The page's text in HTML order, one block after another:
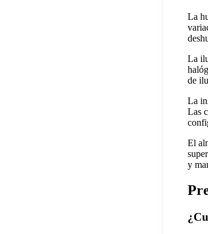
La
La
de
La
Las
El
y